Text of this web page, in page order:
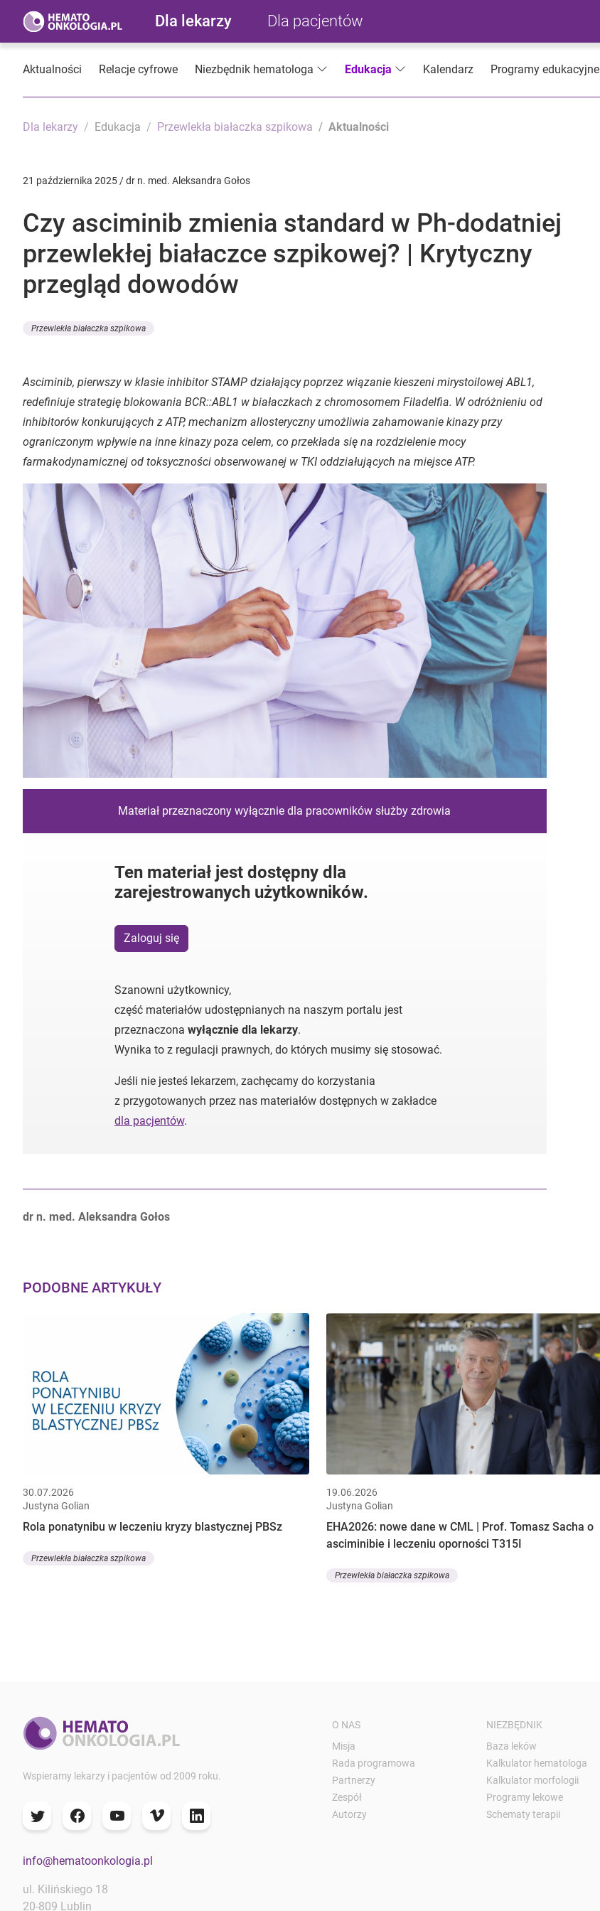
Dla lekarzy Dla pacjentów
Aktualności Relacje cyfrowe Niezbędnik hematologa Edukacja Kalendarz Programy edukacyjne
Dla lekarzy Edukacja Przewlekła białaczka szpikowa Aktualności
21 października 2025 / dr n. med. Aleksandra Gołos
Czy asciminib zmienia standard w Ph-dodatniej
przewlekłej białaczce szpikowej? | Krytyczny
przegląd dowodów
Przewlekła białaczka szpikowa
Asciminib, pierwszy w klasie inhibitor STAMP działający poprzez wiązanie kieszeni mirystoilowej ABL1,
redefiniuje strategię blokowania BCR::ABL1 w białaczkach z chromosomem Filadelfia. W odróżnieniu od
inhibitorów konkurujących z ATP, mechanizm allosteryczny umożliwia zahamowanie kinazy przy
ograniczonym wpływie na inne kinazy poza celem, co przekłada się na rozdzielenie mocy
farmakodynamicznej od toksyczności obserwowanej w TKI oddziałujących na miejsce ATP.
Materiał przeznaczony wyłącznie dla pracowników służby zdrowia
Ten materiał jest dostępny dla
zarejestrowanych użytkowników.
Zaloguj się
Szanowni użytkownicy,
część materiałów udostępnianych na naszym portalu jest
przeznaczona wyłącznie dla lekarzy.
Wynika to z regulacji prawnych, do których musimy się stosować.
Jeśli nie jesteś lekarzem, zachęcamy do korzystania
z przygotowanych przez nas materiałów dostępnych w zakładce
dla pacjentów.
Autorzy:
dr n. med. Aleksandra Gołos
PODOBNE ARTYKUŁY
30.07.2026
Justyna Golian
Rola ponatynibu w leczeniu kryzy blastycznej PBSz
Przewlekła białaczka szpikowa
19.06.2026
Justyna Golian
EHA2026: nowe dane w CML | Prof. Tomasz Sacha o
asciminibie i leczeniu oporności T315I
Przewlekła białaczka szpikowa
Wspieramy lekarzy i pacjentów od 2009 roku.
info@hematoonkologia.pl
ul. Kilińskiego 18
20-809 Lublin
O NAS
Misja
Rada programowa
Partnerzy
Zespół
Autorzy
NIEZBĘDNIK
Baza leków
Kalkulator hematologa
Kalkulator morfologii
Programy lekowe
Schematy terapii